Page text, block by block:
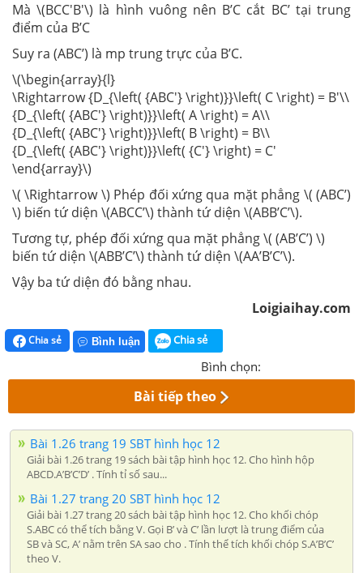
Mà \(BCC'B'\) là hình vuông nên B’C cắt BC’ tại trung
điểm của B’C
Suy ra (ABC’) là mp trung trực của B’C.
\(\begin{array}{l}
\Rightarrow {D_{\left( {ABC'} \right)}}\left( C \right) = B'\\
{D_{\left( {ABC'} \right)}}\left( A \right) = A\\
{D_{\left( {ABC'} \right)}}\left( B \right) = B\\
{D_{\left( {ABC'} \right)}}\left( {C'} \right) = C'
\end{array}\)
\( \Rightarrow \) Phép đối xứng qua mặt phẳng \( (ABC’)
\) biến tứ diện \(ABCC’\) thành tứ diện \(ABB’C’\).
Tương tự, phép đối xứng qua mặt phẳng \( (AB’C’) \)
biến tứ diện \(ABB’C’\) thành tứ diện \(AA’B’C’\).
Vậy ba tứ diện đó bằng nhau.
Loigiaihay.com
Chia sẻ Bình luận Chia sẻ
Bình chọn:
Bài tiếp theo
Bài 1.26 trang 19 SBT hình học 12
Giải bài 1.26 trang 19 sách bài tập hình học 12. Cho hình hộp
ABCD.A’B’C’D’ . Tính tỉ số sau...
Bài 1.27 trang 20 SBT hình học 12
Giải bài 1.27 trang 20 sách bài tập hình học 12. Cho khối chóp
S.ABC có thể tích bằng V. Gọi B’ và C’ lần lượt là trung điểm của
SB và SC, A’ nằm trên SA sao cho . Tính thể tích khối chóp S.A’B’C’
theo V.